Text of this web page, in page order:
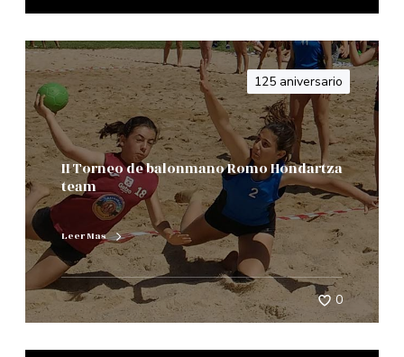
125 aniversario
II Torneo de balonmano Romo Hondartza
team
Leer Mas
0